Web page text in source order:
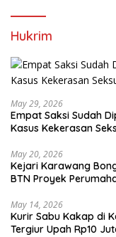
Hukrim
May 29, 2026
Empat Saksi Sudah
Kasus Kekerasan
May 20, 2026
Kejari Karawang
BTN Proyek
May 14, 2026
Kurir Sabu Kakap di
Tergiur Upah Rp10